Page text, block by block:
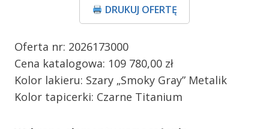
DRUKUJ OFERTĘ
Oferta nr: 2026173000
Cena katalogowa: 109 780,00 zł
Kolor lakieru: Szary „Smoky Gray” Metalik
Kolor tapicerki: Czarne Titanium